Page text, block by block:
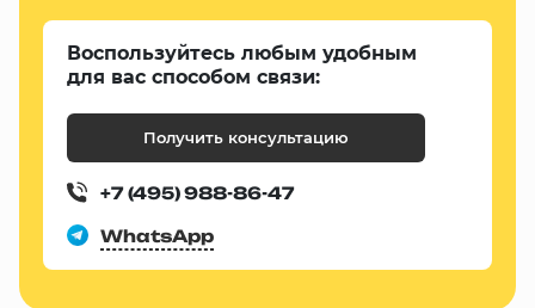
Воспользуйтесь любым удобным
для вас способом связи:
Получить консультацию
+7 (495) 988-86-47
WhatsApp